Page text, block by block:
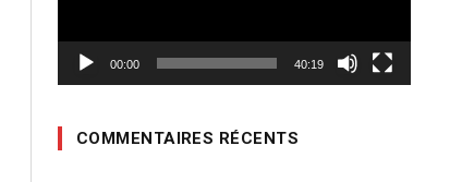
00:00 40:19
COMMENTAIRES RÉCENTS